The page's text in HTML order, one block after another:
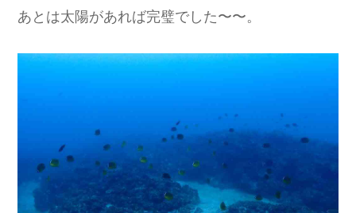
あとは太陽があれば完璧でした〜〜。